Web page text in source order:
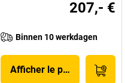
207,- €
Binnen 10 werkdagen
Afficher le produit